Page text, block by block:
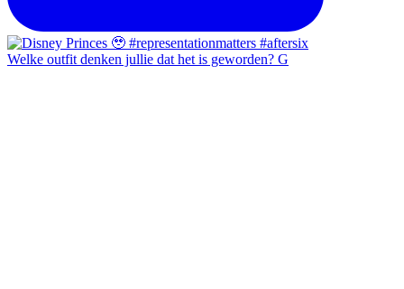
Welke outfit denken jullie dat het is geworden? G